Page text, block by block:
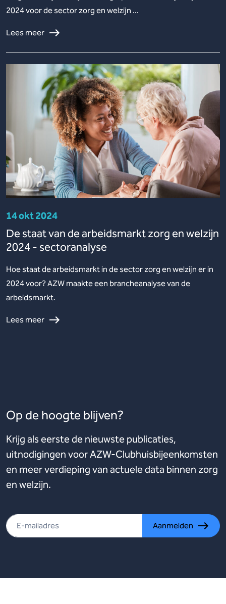
2024 voor de sector zorg en welzijn ...
Lees meer
14 okt 2024
De staat van de arbeidsmarkt zorg en welzijn
2024 - sectoranalyse
Hoe staat de arbeidsmarkt in de sector zorg en welzijn er in
2024 voor? AZW maakte een brancheanalyse van de
arbeidsmarkt.
Lees meer
Op de hoogte blijven?
Krijg als eerste de nieuwste publicaties,
uitnodigingen voor AZW-Clubhuisbijeenkomsten
en meer verdieping van actuele data binnen zorg
en welzijn.
Aanmelden